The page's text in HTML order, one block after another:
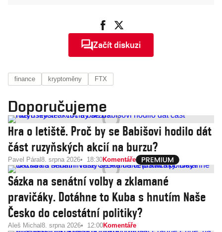
Začít diskuzi
finance kryptoměny FTX
Doporučujeme
Hra o letiště. Proč by se Babišovi hodilo dát
část ruzyňských akcií na burzu?
Pavel Páral 8. srpna 2026 18:30Komentáře
Sázka na senátní volby a zklamané
pravičáky. Dotáhne to Kuba s hnutím Naše
Česko do celostátní politiky?
Aleš Michal 8. srpna 2026 12:00Komentáře